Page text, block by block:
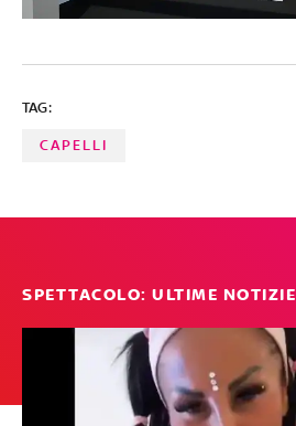
TAG:
CAPELLI
SPETTACOLO: ULTIME NOTIZIE